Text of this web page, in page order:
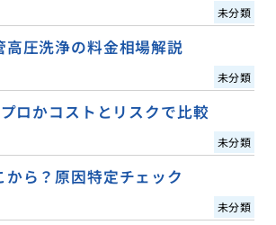
未分類
高圧洗浄の料金相場解説
未分類
ロかコストとリスクで比較
未分類
から？原因特定チェック
未分類